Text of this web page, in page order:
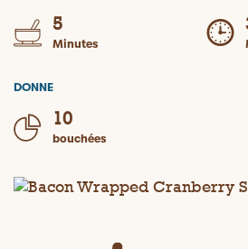
5
Minutes
DONNE
10
bouchées